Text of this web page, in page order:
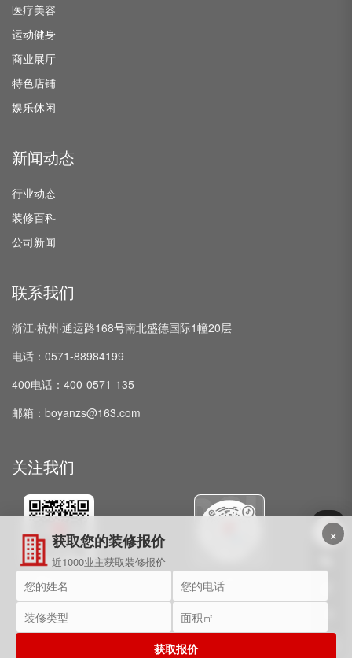
医疗美容
运动健身
商业展厅
特色店铺
娱乐休闲
新闻动态
行业动态
装修百科
公司新闻
联系我们
浙江·杭州·通运路168号南北盛德国际1幢20层
电话：0571-88984199
400电话：400-0571-135
邮箱：boyanzs@163.com
关注我们
微信公众号 抖音
获取您的装修报价
近1000业主获取装修报价
获取报价
×